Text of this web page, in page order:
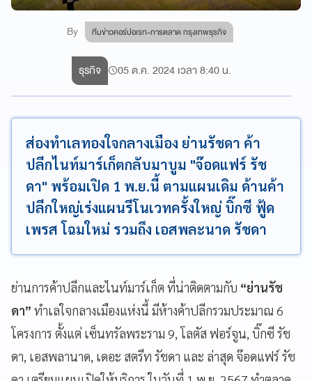
By ทีมข่าวคอร์ปอเรท-การตลาด กรุงเทพธุรกิจ
ธุรกิจ 05 ต.ค. 2024 เวลา 8:40 น.
ส่องทำเลทองใจกลางเมือง ย่านรัชดา ค้า
ปลีกไนท์มาร์เก็ตกลับมาบูม "จ๊อดแฟร์ รัช
ดา" พร้อมเปิด 1 พ.ย.นี้ ตามแผนเดิม ด้านค้า
ปลีกใหญ่เร่งแผนรีโนเวทครั้งใหญ่ บิ๊กซี ฟู้ด
เพรส โฉมใหม่ รวมถึง เอสพละนาด รัชดา
ย่านการค้าปลีกและไนท์มาร์เก็ต ที่น่าติดตามกับ “ย่านรัช
ดา” ทำเลใจกลางเมืองแห่งนี้ มีห้างค้าปลีกรวมประมาณ 6
โครงการ ตั้งแต่ เซ็นทรัลพระราม 9, โลตัส ฟอร์จูน, บิ๊กซี รัช
ดา, เอสพลานาด, เดอะ สตรีท รัชดา และ ล่าสุด จ๊อดแฟร์ รัช